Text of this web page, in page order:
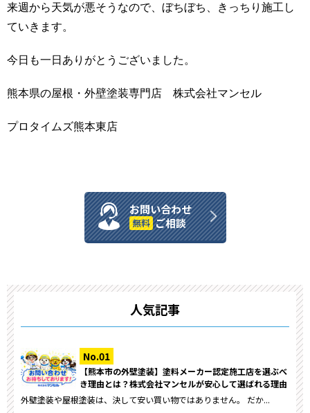
来週から天気が悪そうなので、ぼちぼち、きっちり施工し
ていきます。
今日も一日ありがとうございました。
熊本県の屋根・外壁塗装専門店 株式会社マンセル
プロタイムズ熊本東店
お問い合わせ
無料 ご相談
人気記事
【熊本市の外壁塗装】塗料メーカー認定施工店を選ぶべ
き理由とは？株式会社マンセルが安心して選ばれる理由
外壁塗装や屋根塗装は、決して安い買い物ではありません。 だか...